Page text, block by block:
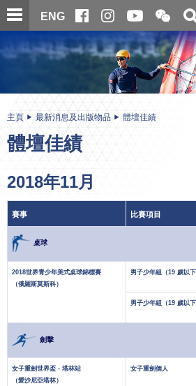
跳
至
內
ENG
開
合
微
信
二
維
碼
内
主頁 最新消息及出版物品 體壇佳績
體壇佳績
2018年11月
賽事 比賽項目
桌球
2018世界青少年美式桌球錦標賽
（俄羅斯莫斯科）
男子少年組（19 歲以下
男子少年組（19 歲以下
劍擊
女子重劍世界盃 - 塔林站
（愛沙尼亞塔林）
女子重劍個人